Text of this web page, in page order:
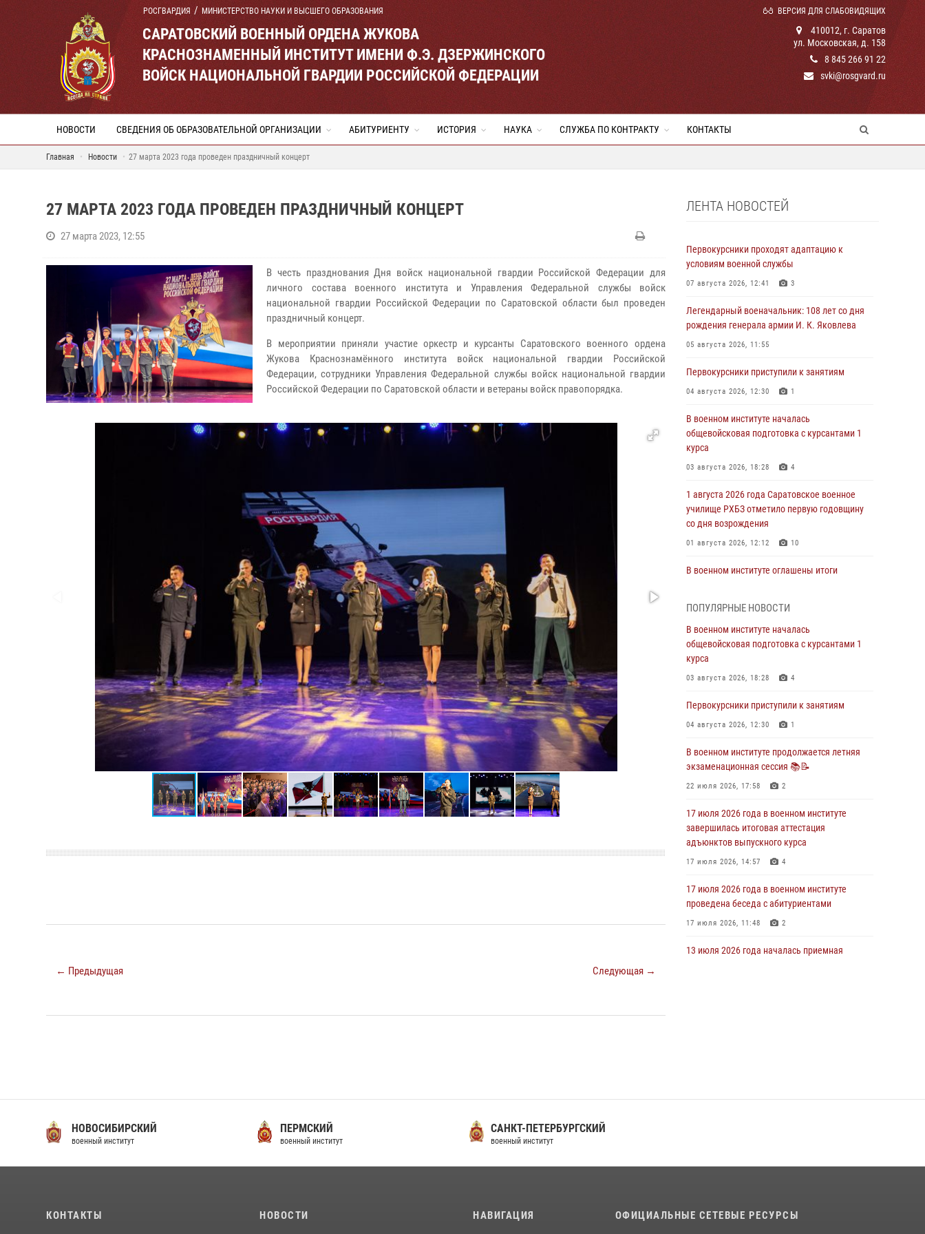
РОСГВАРДИЯ МИНИСТЕРСТВО НАУКИ И ВЫСШЕГО ОБРАЗОВАНИЯ ВЕРСИЯ ДЛЯ СЛАБОВИДЯЩИХ
САРАТОВСКИЙ ВОЕННЫЙ ОРДЕНА ЖУКОВА
КРАСНОЗНАМЕННЫЙ ИНСТИТУТ ИМЕНИ Ф.Э. ДЗЕРЖИНСКОГО
ВОЙСК НАЦИОНАЛЬНОЙ ГВАРДИИ РОССИЙСКОЙ ФЕДЕРАЦИИ
410012, г. Саратов
ул. Московская, д. 158
8 845 266 91 22
svki@rosgvard.ru
НОВОСТИ СВЕДЕНИЯ ОБ ОБРАЗОВАТЕЛЬНОЙ ОРГАНИЗАЦИИ АБИТУРИЕНТУ ИСТОРИЯ НАУКА СЛУЖБА ПО КОНТРАКТУ КОНТАКТЫ
Главная Новости 27 марта 2023 года проведен праздничный концерт
27 МАРТА 2023 ГОДА ПРОВЕДЕН ПРАЗДНИЧНЫЙ КОНЦЕРТ
27 марта 2023, 12:55
В честь празднования Дня войск национальной гвардии Российской Федерации для
личного состава военного института и Управления Федеральной службы войск
национальной гвардии Российской Федерации по Саратовской области был проведен
праздничный концерт.
В мероприятии приняли участие оркестр и курсанты Саратовского военного ордена
Жукова Краснознамённого института войск национальной гвардии Российской
Федерации, сотрудники Управления Федеральной службы войск национальной гвардии
Российской Федерации по Саратовской области и ветераны войск правопорядка.
← Предыдущая Следующая →
ЛЕНТА НОВОСТЕЙ
Первокурсники проходят адаптацию к
условиям военной службы
07 августа 2026, 12:41 3
Легендарный военачальник: 108 лет со дня
рождения генерала армии И. К. Яковлева
05 августа 2026, 11:55
Первокурсники приступили к занятиям
04 августа 2026, 12:30 1
В военном институте началась
общевойсковая подготовка с курсантами 1
курса
03 августа 2026, 18:28 4
1 августа 2026 года Саратовское военное
училище РХБЗ отметило первую годовщину
со дня возрождения
01 августа 2026, 12:12 10
В военном институте оглашены итоги
31 июля 2026, 12:08 5
29 июля 2026 года в военном институте
состоялась церемония приведения
военнослужащих к Военной присяге
29 июля 2026, 06:45 2
29 июля 2026 года курсанты военного
института успешно сдали экзамен по
29 июля 2026, 06:41 6
28 июля 2026 года в военном институте
молебен
28 июля 2026, 13:39 7
В военном институте завершается летняя
28 июля 2026, 10:41 1
ПОПУЛЯРНЫЕ НОВОСТИ
В военном институте началась
общевойсковая подготовка с курсантами 1
курса
03 августа 2026, 18:28 4
Первокурсники приступили к занятиям
04 августа 2026, 12:30 1
В военном институте продолжается летняя
экзаменационная сессия 📚📝
22 июля 2026, 17:58 2
17 июля 2026 года в военном институте
завершилась итоговая аттестация
адъюнктов выпускного курса
17 июля 2026, 14:57 4
17 июля 2026 года в военном институте
проведена беседа с абитуриентами
17 июля 2026, 11:48 2
13 июля 2026 года началась приемная
29 июля 2026 года в военном институте
НОВОСИБИРСКИЙ
военный институт
ПЕРМСКИЙ
военный институт
САНКТ-ПЕТЕРБУРГСКИЙ
военный институт
КОНТАКТЫ НОВОСТИ НАВИГАЦИЯ ОФИЦИАЛЬНЫЕ СЕТЕВЫЕ РЕСУРСЫ